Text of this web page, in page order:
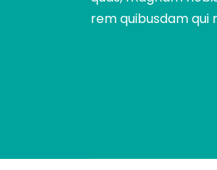
rem quibusdam